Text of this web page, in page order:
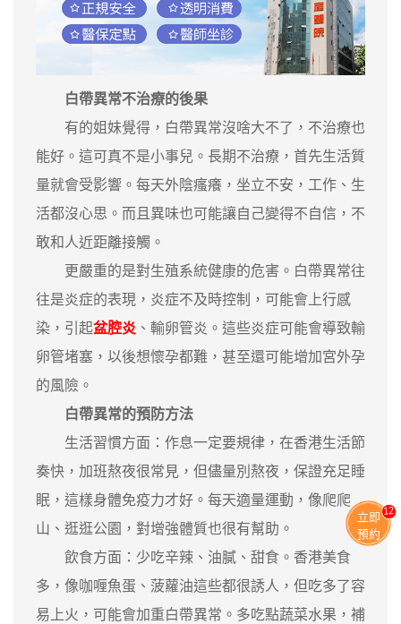
白帶異常不治療的後果
有的姐妹覺得，白帶異常沒啥大不了，不治療也
能好。這可真不是小事兒。長期不治療，首先生活質
量就會受影響。每天外陰瘙癢，坐立不安，工作、生
活都沒心思。而且異味也可能讓自己變得不自信，不
敢和人近距離接觸。
更嚴重的是對生殖系統健康的危害。白帶異常往
往是炎症的表現，炎症不及時控制，可能會上行感
染，引起盆腔炎 、輸卵管炎。這些炎症可能會導致輸
卵管堵塞，以後想懷孕都難，甚至還可能增加宮外孕
的風險。
白帶異常的預防方法
生活習慣方面：作息一定要規律，在香港生活節
奏快，加班熬夜很常見，但儘量別熬夜，保證充足睡
眠，這樣身體免疫力才好。每天適量運動，像爬爬
山、逛逛公園，對增強體質也很有幫助。
飲食方面：少吃辛辣、油膩、甜食。香港美食
多，像咖喱魚蛋、菠蘿油這些都很誘人，但吃多了容
易上火，可能會加重白帶異常。多吃點蔬菜水果，補
立即
預約
13